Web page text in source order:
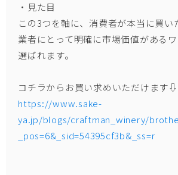
・見た目
この3つを軸に、消費者が本当に買い
業者にとって明確に市場価値がある
選ばれます。
コチラからお買い求めいただけます⇩
https://www.sake-
ya.jp/blogs/craftman_winery/
_pos=6&_sid=54395cf3b&_ss=r